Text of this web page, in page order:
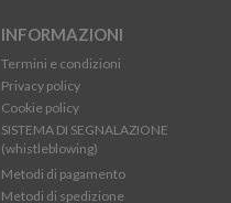
INFORMAZIONI
Termini e condizioni
Privacy policy
Cookie policy
SISTEMA DI SEGNALAZIONE
(whistleblowing)
Metodi di pagamento
Metodi di spedizione